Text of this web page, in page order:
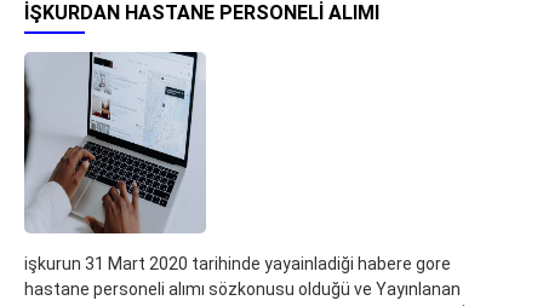
IŞKURDAN HASTANE PERSONELI ALIMI
işkurun 31 Mart 2020 tarihinde yayainladiği habere gore
hastane personeli alımı sözkonusu olduğü ve Yayınlanan